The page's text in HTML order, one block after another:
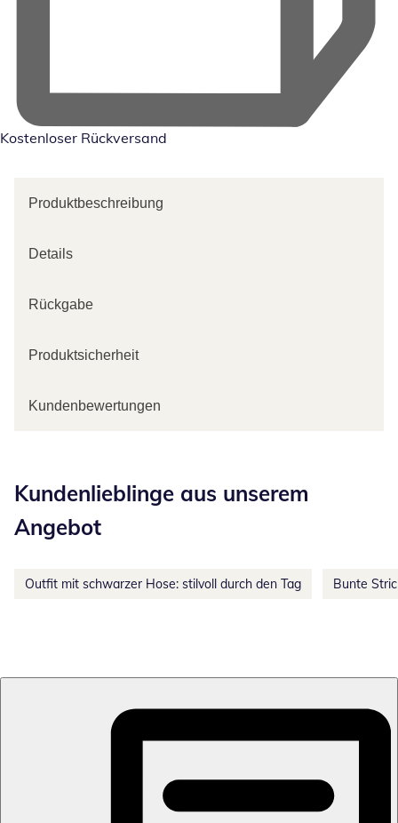
Kostenloser Rückversand
Produktbeschreibung
Details
Rückgabe
Produktsicherheit
Kundenbewertungen
Kundenlieblinge aus unserem
Angebot
Outfit mit schwarzer Hose: stilvoll durch den Tag Bunte